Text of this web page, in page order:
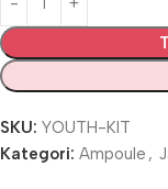
SKU: YOUTH-KIT
Kategori: Ampoule ,